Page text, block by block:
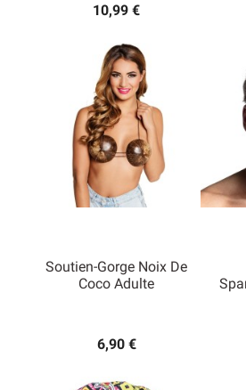
10,99 €
Soutien-Gorge Noix De
Coco Adulte
6,90 €